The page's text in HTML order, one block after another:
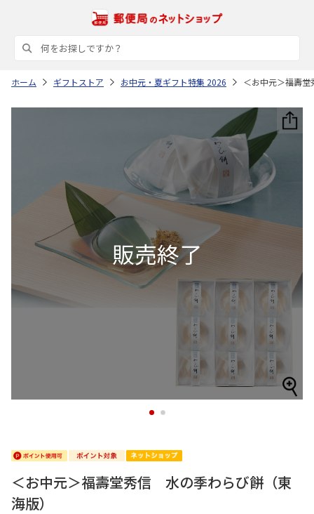
ホーム ギフトストア お中元・夏ギフト特集 2026 ＜お中元＞福壽
1 2
＜お中元＞福壽堂秀信 水の季わらび餅（東
海版）